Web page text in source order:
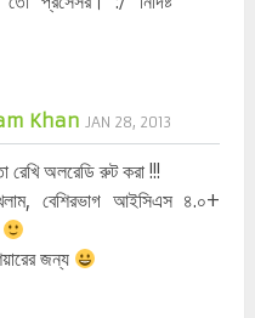
Khan JAN 28, 2013
অলরেডি রুট করা !!!
বেশিরভাগ আইসিএস ৪.০+
জন্য